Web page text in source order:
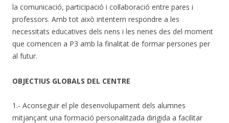
la comunicació, participació i col·laboració entre pares i
professors. Amb tot això intentem respondre a les
necessitats educatives dels nens i les nenes des del moment
que comencen a P3 amb la finalitat de formar persones per
al futur.
OBJECTIUS GLOBALS DEL CENTRE
1.- Aconseguir el ple desenvolupament dels alumnes
mitjançant una formació personalitzada dirigida a facilitar